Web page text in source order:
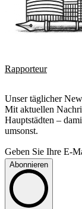
Rapporteur
Unser täglicher
Mit aktuellen
Hauptstädten –
umsonst.
Geben Sie Ihre E-
Abonnieren